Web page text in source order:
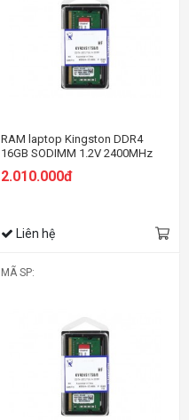
RAM laptop Kingston DDR4
16GB SODIMM 1.2V 2400MHz
Non-ECC CL17 SODIMM 1Rx8
2.010.000đ
Liên hệ
MÃ SP: